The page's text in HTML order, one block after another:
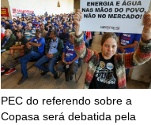
PEC do referendo sobre a
Copasa será debatida pela